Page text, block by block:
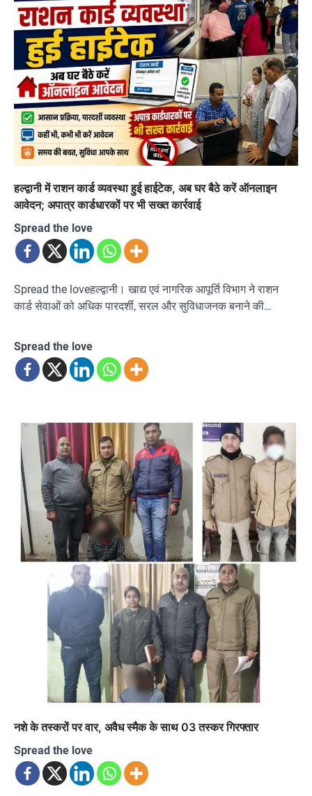
हल्द्वानी में राशन कार्ड व्यवस्था हुई हाईटेक, अब घर बैठे करें ऑनलाइन
आवेदन; अपात्र कार्डधारकों पर भी सख्त कार्रवाई
Spread the love
Spread the loveहल्द्वानी। खाद्य एवं नागरिक आपूर्ति विभाग ने राशन
कार्ड सेवाओं को अधिक पारदर्शी, सरल और सुविधाजनक बनाने की…
Spread the love
नशे के तस्करों पर वार, अवैध स्मैक के साथ 03 तस्कर गिरफ्तार
Spread the love